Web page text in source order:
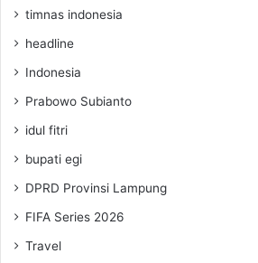
timnas indonesia
headline
Indonesia
Prabowo Subianto
idul fitri
bupati egi
DPRD Provinsi Lampung
FIFA Series 2026
Travel